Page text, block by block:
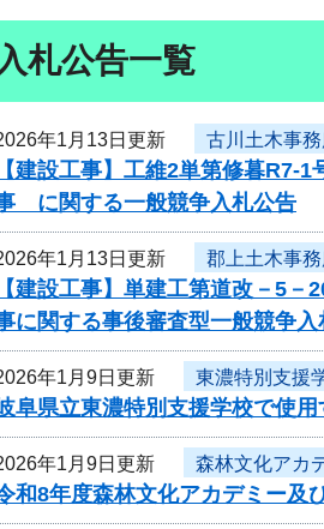
入札公告一覧
年1月13日更新 古川土木事
【建設工事】工維2単第修暮
に関する一般競争入札公告
年1月13日更新 郡上土木事
【建設工事】単建工第道改－5
に関する事後審査型一般競争入
年1月9日更新 東濃特別支援
阜県立東濃特別支援学校で使
年1月9日更新 森林文化アカ
和8年度森林文化アカデミー及